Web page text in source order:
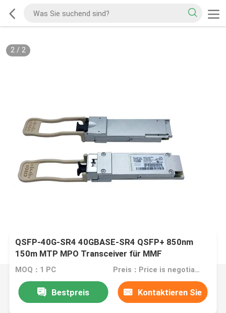
2/ 2
QSFP-40G-SR4 40GBASE-SR4 QSFP+ 850nm
150m MTP MPO Transceiver für MMF
MOQ：1 PC Preis：Price is negotiable
Bestpreis Kontaktieren Sie